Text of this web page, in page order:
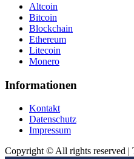
Altcoin
Bitcoin
Blockchain
Ethereum
Litecoin
Monero
Informationen
Kontakt
Datenschutz
Impressum
Copyright © All rights reserved |